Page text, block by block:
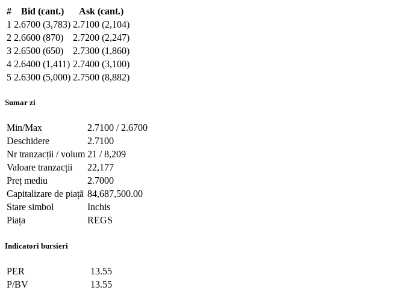
# Bid (cant.)
Ask (cant.)
1 2.6700 (3,783) 2.7100 (2,104)
2 2.6600 (870)
2.7200 (2,247)
3 2.6500 (650)
2.7300 (1,860)
4 2.6400 (1,411) 2.7400 (3,100)
5 2.6300 (5,000) 2.7500 (8,882)
Sumar zi
Min/Max
2.7100 / 2.6700
Deschidere
2.7100
Nr tranzacții / volum 21 / 8,209
Valoare tranzacții
22,177
Preț mediu
2.7000
Capitalizare de piață 84,687,500.00
Stare simbol
Inchis
Piața
REGS
Indicatori bursieri
PER
13.55
P/BV
13.55